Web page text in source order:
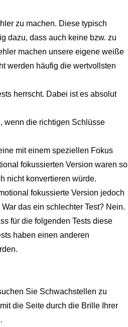
zu machen. Diese typisch
dazu, dass auch keine bzw. zu
machen unsere eigene weiße
werden häufig die wertvollsten
herrscht. Dabei ist es absolut
wenn die richtigen Schlüsse
mit einem speziellen Fokus
fokussierten Version waren so
nicht konvertieren würde.
fokussierte Version jedoch
das ein schlechter Test? Nein.
für die folgenden Tests diese
haben einen anderen
Sie Schwachstellen zu
die Seite durch die Brille Ihrer